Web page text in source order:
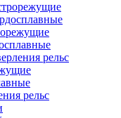
рельс
рельс